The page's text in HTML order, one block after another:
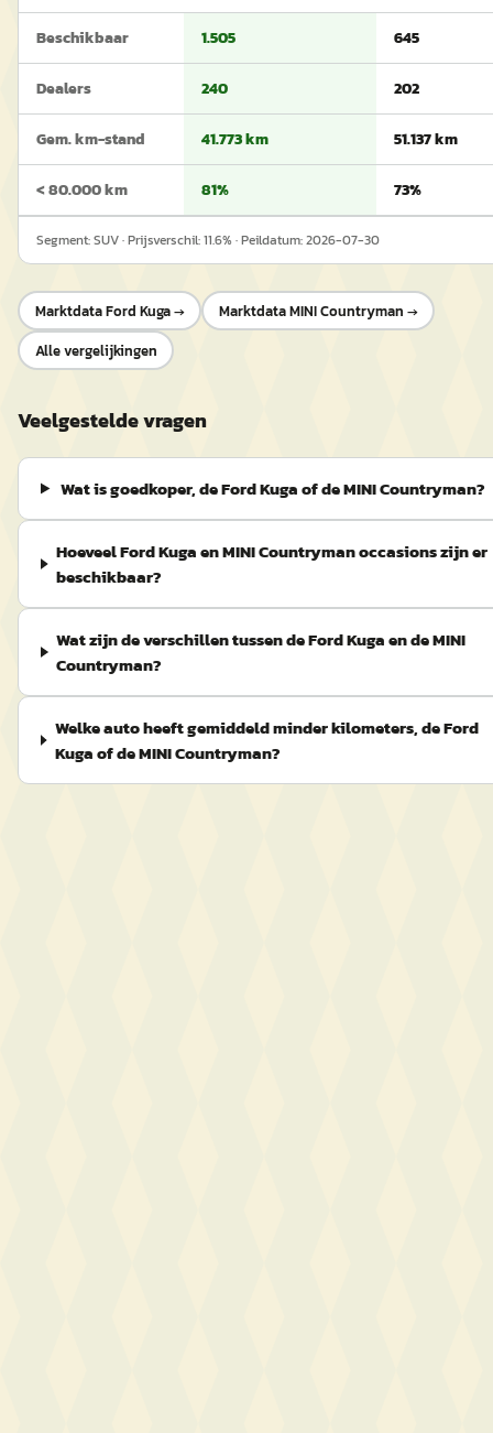
Beschikbaar 1.505 645
Dealers 240 202
Gem. km-stand 41.773 km 51.137 km
< 80.000 km 81% 73%
Segment:SUV· Prijsverschil:11.6% · Peildatum:2026-07-30
MarktdataFord Kuga→ MarktdataMINI Countryman →
Alle vergelijkingen
Veelgestelde vragen
Wat is goedkoper, de Ford Kuga of de MINI Countryman?
Hoeveel Ford Kuga en MINI Countryman occasions zijn er
beschikbaar?
Wat zijn de verschillen tussen de Ford Kuga en de MINI
Countryman?
Welke auto heeft gemiddeld minder kilometers, de Ford
Kuga of de MINI Countryman?